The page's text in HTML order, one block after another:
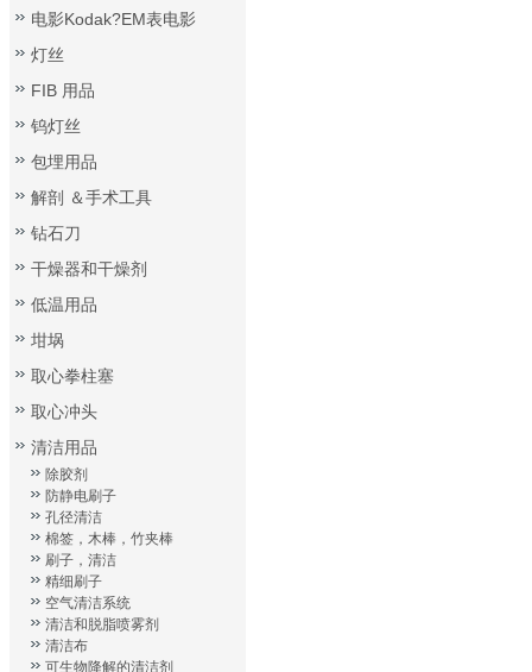
电影Kodak?EM表电影
灯丝
FIB 用品
钨灯丝
包埋用品
解剖 ＆手术工具
钻石刀
干燥器和干燥剂
低温用品
坩埚
取心拳柱塞
取心冲头
清洁用品
除胶剂
防静电刷子
孔径清洁
棉签，木棒，竹夹棒
刷子，清洁
精细刷子
空气清洁系统
清洁和脱脂喷雾剂
清洁布
可生物降解的清洁剂